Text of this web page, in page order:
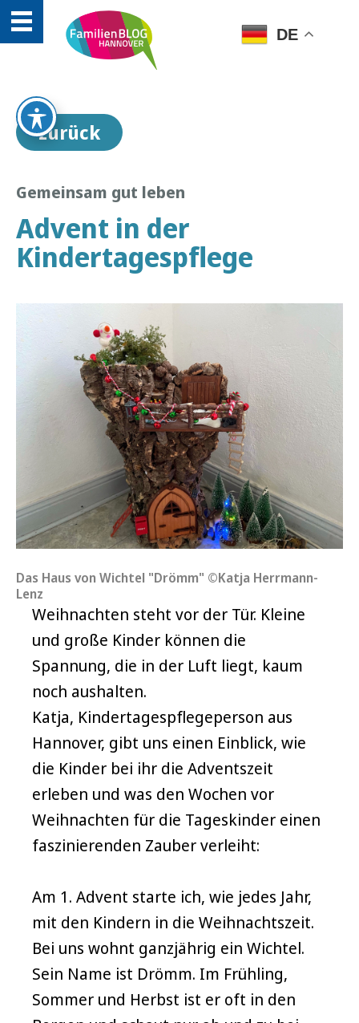
DE
zurück
Gemeinsam gut leben
Advent in der
Kindertagespflege
Das Haus von Wichtel "Drömm" ©Katja Herrmann-
Lenz
Weihnachten steht vor der Tür. Kleine
und große Kinder können die
Spannung, die in der Luft liegt, kaum
noch aushalten.
Katja, Kindertagespflegeperson aus
Hannover, gibt uns einen Einblick, wie
die Kinder bei ihr die Adventszeit
erleben und was den Wochen vor
Weihnachten für die Tageskinder einen
faszinierenden Zauber verleiht:
Am 1. Advent starte ich, wie jedes Jahr,
mit den Kindern in die Weihnachtszeit.
Bei uns wohnt ganzjährig ein Wichtel.
Sein Name ist Drömm. Im Frühling,
Sommer und Herbst ist er oft in den